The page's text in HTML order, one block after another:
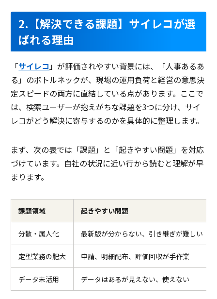
2.【解決できる課題】サイレコが選
ばれる理由
「サイレコ 」が評価されやすい背景には、「人事あるあ
る」のボトルネックが、現場の運用負荷と経営の意思決
定スピードの両方に直結している点があります。ここで
は、検索ユーザーが抱えがちな課題を3つに分け、サイ
レコがどう解決に寄与するのかを具体的に整理します。
まず、次の表では「課題」と「起きやすい問題」を対応
づけています。自社の状況に近い行から読むと理解が早
まります。
課題領域 起きやすい問題
分散・属人化 最新版が分からない、引き継ぎが難しい
定型業務の肥大 申請、明細配布、評価回収が手作業
データ未活用 データはあるが見えない、使えない